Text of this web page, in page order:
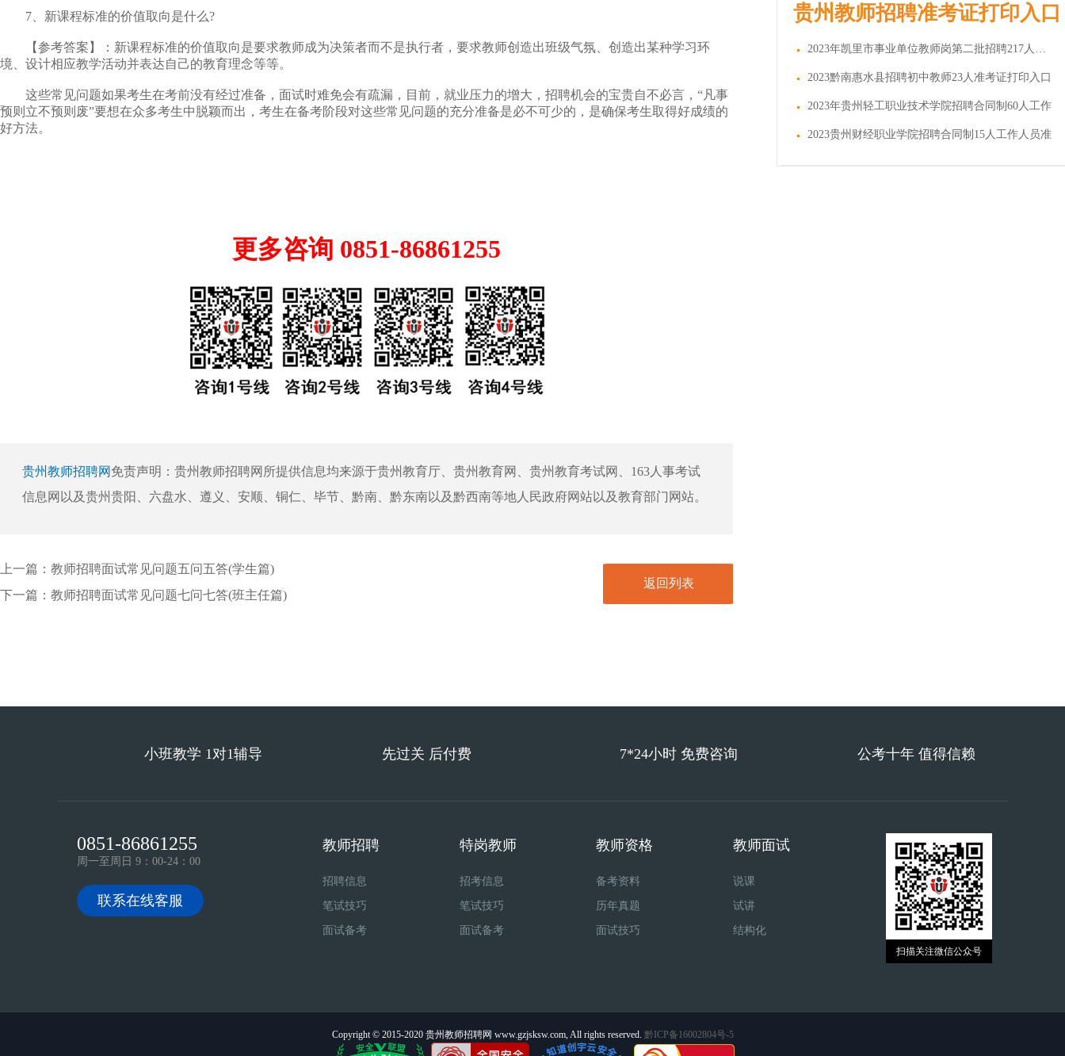
7、新课程标准的价值取向是什么?
【参考答案】：新课程标准的价值取向是要求教师成为决策者而不是执行者，要求教师创造出班级气氛、创造出某种学习环
境、设计相应教学活动并表达自己的教育理念等等。
这些常见问题如果考生在考前没有经过准备，面试时难免会有疏漏，目前，就业压力的增大，招聘机会的宝贵自不必言，“凡事
预则立不预则废”要想在众多考生中脱颖而出，考生在备考阶段对这些常见问题的充分准备是必不可少的，是确保考生取得好成绩的
好方法。
更多咨询 0851-86861255
贵州教师招聘网 免责声明：贵州教师招聘网所提供信息均来源于贵州教育厅、贵州教育网、贵州教育考试网、163人事考试
信息网以及贵州贵阳、六盘水、遵义、安顺、铜仁、毕节、黔南、黔东南以及黔西南等地人民政府网站以及教育部门网站。
上一篇： 教师招聘面试常见问题五问五答(学生篇)
下一篇： 教师招聘面试常见问题七问七答(班主任篇)
贵州教师招聘准考证打印入口
2023年凯里市事业单位教师岗第二批招聘217人准考
2023黔南惠水县招聘初中教师23人准考证打印入口
2023年贵州轻工职业技术学院招聘合同制60人工作
2023贵州财经职业学院招聘合同制15人工作人员准
小班教学 1对1辅导 先过关 后付费 7*24小时 免费咨询 公考十年 值得信赖
0851-86861255
周一至周日 9：00-24：00
联系在线客服
教师招聘
招聘信息
笔试技巧
面试备考
特岗教师
招考信息
笔试技巧
面试备考
教师资格
备考资料
历年真题
面试技巧
教师面试
说课
试讲
结构化
扫描关注微信公众号
Copyright © 2015-2020 贵州教师招聘网 www.gzjsksw.com, All rights reserved. 黔ICP备16002804号-5